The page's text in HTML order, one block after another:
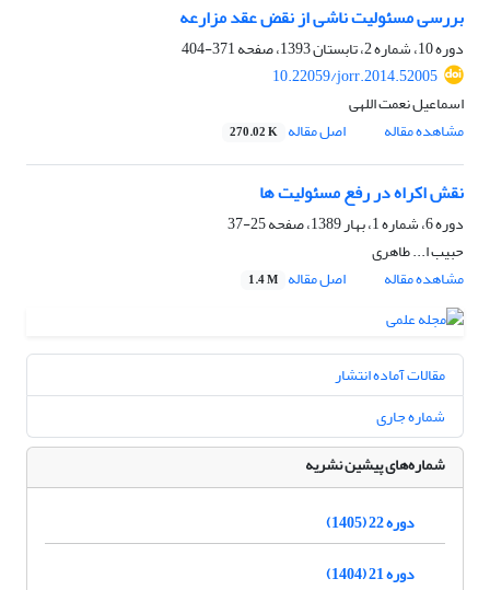
بررسی مسئولیت ناشی از نقض عقد مزارعه
دوره 10، شماره 2، تابستان 1393، صفحه
371-404
10.22059/jorr.2014.52005
اسماعیل نعمت اللهی
مشاهده مقاله
اصل مقاله 270.02 K
نقش اکراه در رفع مسئولیت ها
دوره 6، شماره 1، بهار 1389، صفحه
25-37
حبیب ا... طاهری
مشاهده مقاله
اصل مقاله 1.4 M
مقالات آماده انتشار
شماره جاری
شماره‌های پیشین نشریه
دوره 22 (1405)
دوره 21 (1404)